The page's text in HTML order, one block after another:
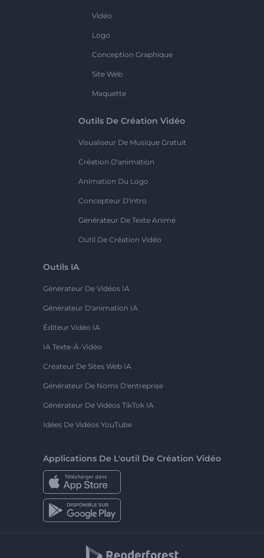
Vidéo
Logo
Conception Graphique
Site Web
Maquette
Outils De Création Vidéo
Visualiseur De Musique Gratuit
Création D'animation
Animation Du Logo
Concepteur D'intro
Générateur De Texte Animé
Outil De Création Vidéo
Outils IA
Générateur De Vidéos IA
Générateur D'animation IA
Éditeur Vidéo IA
IA Texte-À-Vidéo
Créateur De Sites Web IA
Générateur De Noms D'entreprise
Générateur De Vidéos TikTok IA
Idées De Vidéos YouTube
Applications De L'outil De Création Vidéo